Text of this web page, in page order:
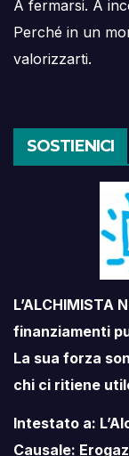
A fermarsi. A
Perché in un
valorizzarti.
SOSTIENICI
L’ALCHIMISTA
finanziamenti
La sua forza
chi ci ritiene
Intestato a:
Causale: